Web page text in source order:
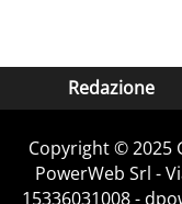
Redazione
Copyright © 2025
PowerWeb Srl -
15336031008 -